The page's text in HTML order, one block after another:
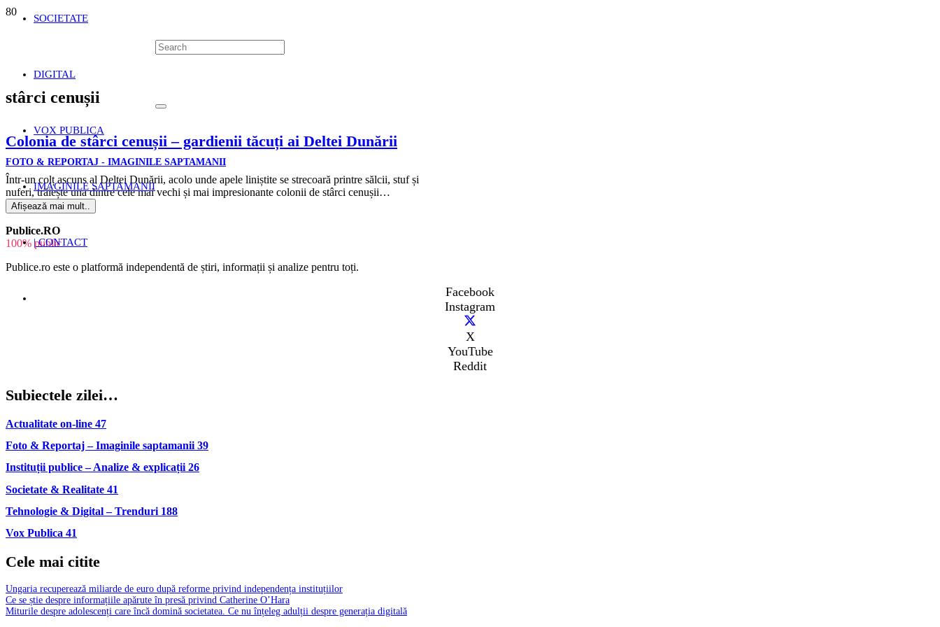
SOCIETATE
DIGITAL
VOX PUBLICA
IMAGINILE SAPTAMANII
| CONTACT
stârci cenușii
Colonia de stârci cenușii – gardienii tăcuți ai Deltei Dunării
FOTO & REPORTAJ - IMAGINILE SAPTAMANII
Într-un colț ascuns al Deltei Dunării, acolo unde apele liniștite se strecoară printre sălcii, stuf și
nuferi, trăiește una dintre cele mai vechi și mai impresionante colonii de stârci cenușii…
Afișează mai mult..
Publice.RO
100% public
Publice.ro este o platformă independentă de știri, informații și analize pentru toți.
Facebook
Instagram
X
YouTube
Reddit
Subiectele zilei…
Actualitate on-line 47
Foto & Reportaj – Imaginile saptamanii 39
Instituții publice – Analize & explicații 26
Societate & Realitate 41
Tehnologie & Digital – Trenduri 188
Vox Publica 41
Cele mai citite
Ungaria recuperează miliarde de euro după reforme privind independența instituțiilor
Ce se știe despre informațiile apărute în presă privind Catherine O’Hara
Miturile despre adolescenți care încă domină societatea. Ce nu înțeleg adulții despre generația digitală